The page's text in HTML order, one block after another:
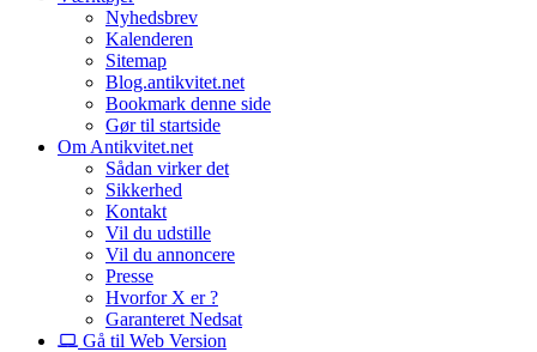
Nyhedsbrev
Kalenderen
Sitemap
Blog.antikvitet.net
Bookmark denne side
Gør til startside
Om Antikvitet.net
Sådan virker det
Sikkerhed
Kontakt
Vil du udstille
Vil du annoncere
Presse
Hvorfor X er ?
Garanteret Nedsat
Gå til Web Version